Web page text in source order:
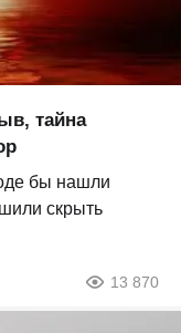
тайна
бы нашли
скрыть
13 870